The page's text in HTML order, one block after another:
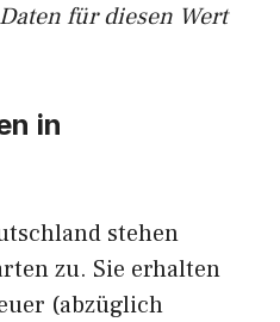
für diesen Wert
in
stehen
zu. Sie erhalten
(abzüglich